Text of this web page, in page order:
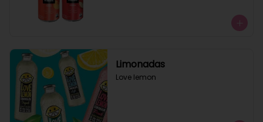
Limonadas
Love lemon